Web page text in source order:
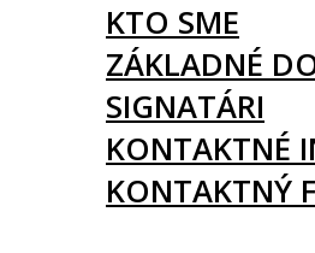
KTO SME
ZÁKLADNÉ
SIGNATÁRI
KONTAKTNÉ
KONTAKTNÝ